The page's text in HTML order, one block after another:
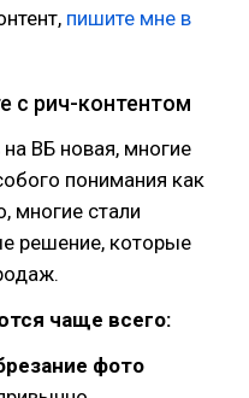
пишите мне в
с рич-контентом
ВБ новая, многие
понимания как
многие стали
решение, которые
чаще всего:
фото